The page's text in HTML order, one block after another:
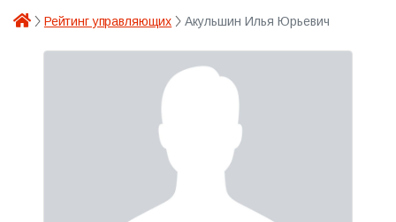
Рейтинг управляющих Акульшин Илья Юрьевич